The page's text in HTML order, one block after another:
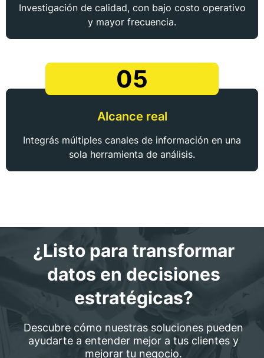
Investigación de calidad, con bajo costo operativo
y mayor frecuencia.
05
Alcance real
Integrás múltiples canales de información en una
sola herramienta de análisis.
¿Listo para transformar
datos en decisiones
estratégicas?
Descubre cómo nuestras soluciones pueden
ayudarte a entender mejor a tus clientes y
mejorar tu negocio.